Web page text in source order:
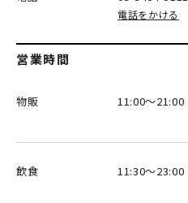
電話をかける
営業時間
物販 11:00～21:00
飲食 11:30～23:00